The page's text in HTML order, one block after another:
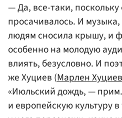
— Да, все-таки, поскольку
просачивалось. И
людям сносила крышу, и
особенно на молодую
влиять, безусловно. И
же Хуциев (Марлен Хуциев
«Июльский дождь, — прим.
и европейскую культуру